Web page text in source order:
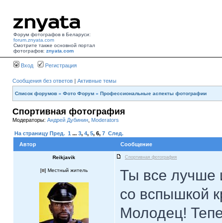
Форум фотографов в Беларуси:
forum.znyata.com
Смотрите также основной портал
фотографов: znyata.com
Вход Регистрация
Сообщения без ответов | Активные темы
Список форумов » Фото Форум » Профессиональные аспекты фотографии
Спортивная фотография
Модераторы: Андрей Дубинин Moderators
На страницу Пред. 1 ... 3, 4, 5, 6, 7 След.
Автор
Сообщение
Reikjavik Спортивная фотография
[ ] Местный житель
Ты все лучше
со вспышкой
Молодец!